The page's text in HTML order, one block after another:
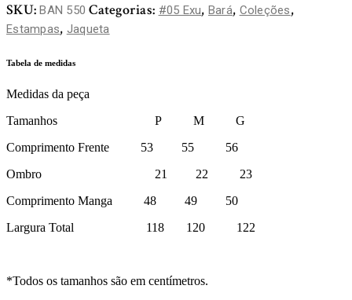
SKU:BAN 550 Categorias: #05 Exu, Bará, Coleções,
Estampas, Jaqueta
Tabela de medidas
Medidas da peça
Tamanhos P M G
Comprimento Frente 53 55 56
Ombro 21 22 23
Comprimento Manga 48 49 50
Largura Total 118 120 122
*Todos os tamanhos são em centímetros.